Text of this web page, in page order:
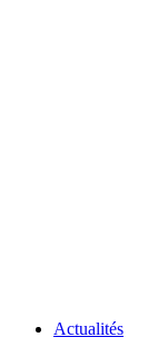
Actualités